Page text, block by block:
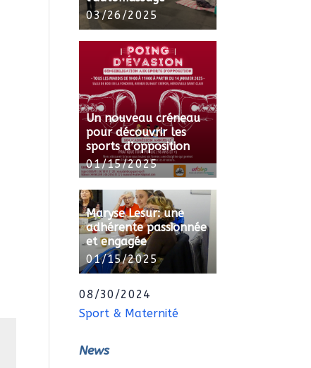
03/26/2025
Un nouveau créneau
pour découvrir les
sports d’opposition
01/15/2025
Maryse Lesur: une
adhérente passionnée
et engagée
01/15/2025
08/30/2024
Sport & Maternité
News